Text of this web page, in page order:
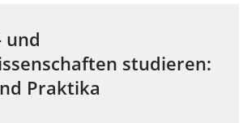
und
studieren:
Praktika